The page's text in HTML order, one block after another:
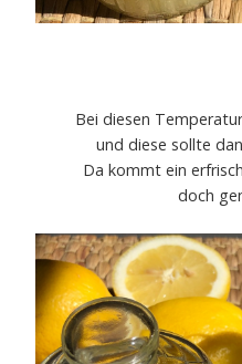
Bei diesen
und diese sollte
Da kommt ein
doch